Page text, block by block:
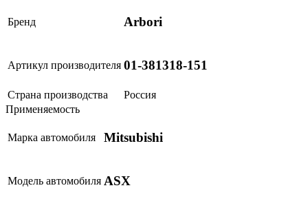
Бренд Arbori
Артикул производителя 01-381318-151
Страна производства
Россия
Применяемость
Марка автомобиля Mitsubishi
Модель автомобиля ASX